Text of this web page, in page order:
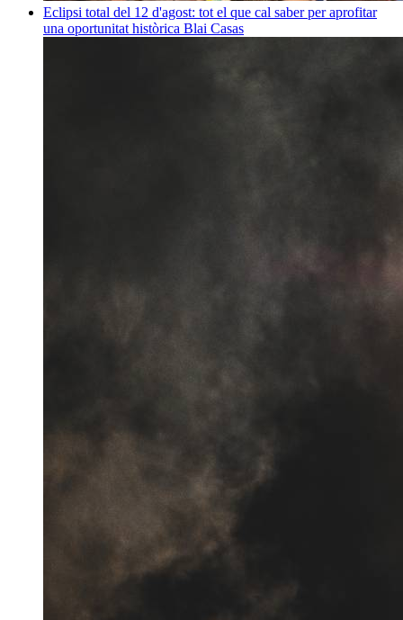
Eclipsi total del 12 d'agost: tot el que cal saber per aprofitar
una oportunitat històrica Blai Casas